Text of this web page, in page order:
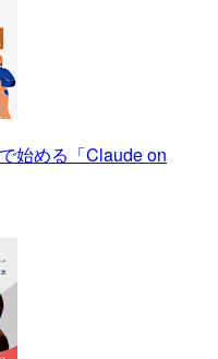
始める「Claude on